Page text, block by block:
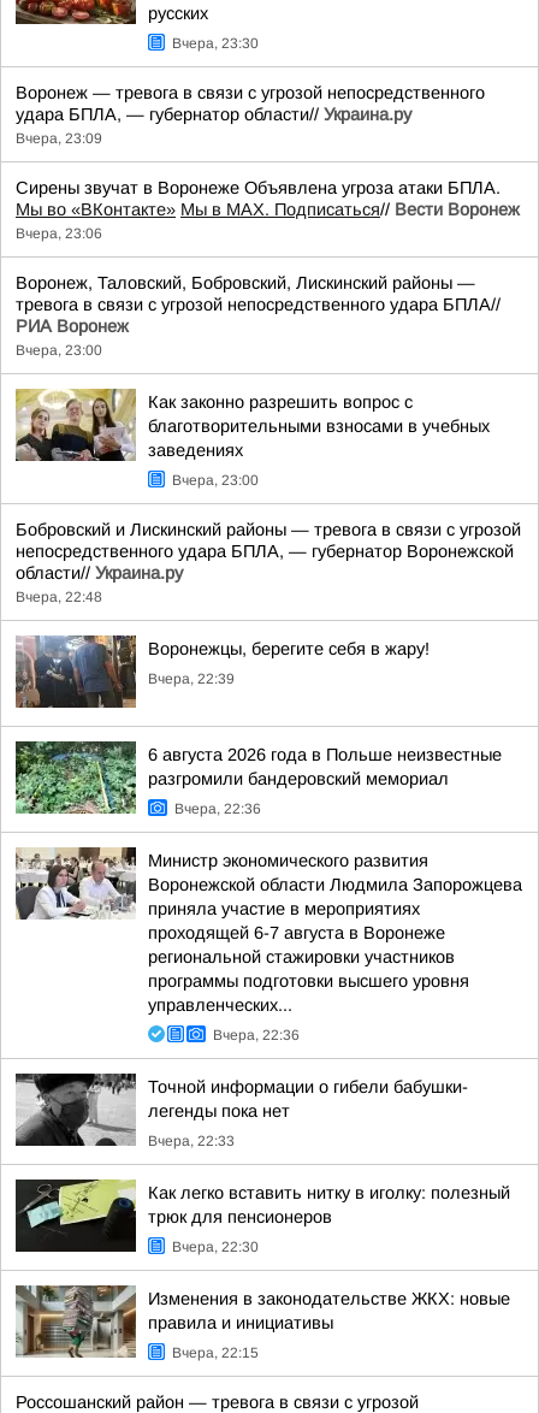
русских
Вчера, 23:30
Воронеж — тревога в связи с угрозой непосредственного
удара БПЛА, — губернатор области// Украина.ру
Вчера, 23:09
Сирены звучат в Воронеже Объявлена угроза атаки БПЛА.
Мы во «ВКонтакте» Мы в MAX. Подписаться// Вести Воронеж
Вчера, 23:06
Воронеж, Таловский, Бобровский, Лискинский районы —
тревога в связи с угрозой непосредственного удара БПЛА//
РИА Воронеж
Вчера, 23:00
Как законно разрешить вопрос с
благотворительными взносами в учебных
заведениях
Вчера, 23:00
Бобровский и Лискинский районы — тревога в связи с угрозой
непосредственного удара БПЛА, — губернатор Воронежской
области// Украина.ру
Вчера, 22:48
Воронежцы, берегите себя в жару!
Вчера, 22:39
6 августа 2026 года в Польше неизвестные
разгромили бандеровский мемориал
Вчера, 22:36
Министр экономического развития
Воронежской области Людмила Запорожцева
приняла участие в мероприятиях
проходящей 6-7 августа в Воронеже
региональной стажировки участников
программы подготовки высшего уровня
управленческих...
Вчера, 22:36
Точной информации о гибели бабушки-
легенды пока нет
Вчера, 22:33
Как легко вставить нитку в иголку: полезный
трюк для пенсионеров
Вчера, 22:30
Изменения в законодательстве ЖКХ: новые
правила и инициативы
Вчера, 22:15
Россошанский район — тревога в связи с угрозой